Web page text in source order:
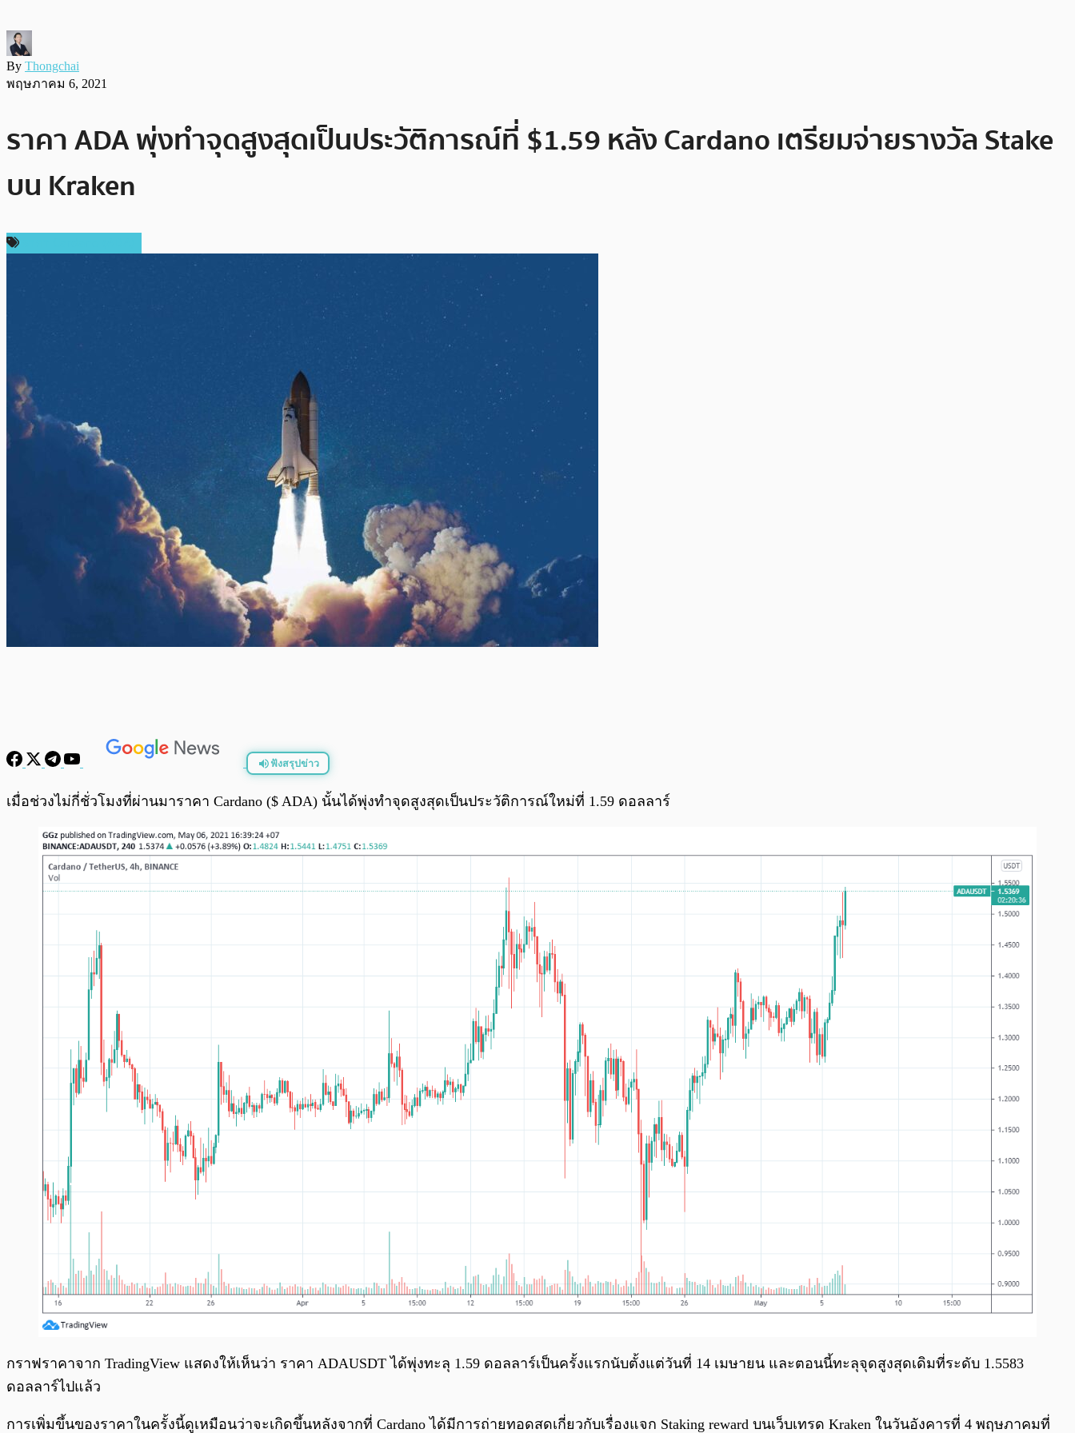
By Thongchai
พฤษภาคม 6, 2021
ราคา ADA พุ่งทำจุดสูงสุดเป็นประวัติการณ์ที่ $1.59 หลัง Cardano เตรียมจ่ายรางวัล Stake
บน Kraken
ฟังสรุปข่าว
พร้อมเล่น
เมื่อช่วงไม่กี่ชั่วโมงที่ผ่านมาราคา Cardano ($ ADA) นั้นได้พุ่งทำจุดสูงสุดเป็นประวัติการณ์ใหม่ที่ 1.59 ดอลลาร์
กราฟราคาจาก TradingView แสดงให้เห็นว่า ราคา ADAUSDT ได้พุ่งทะลุ 1.59 ดอลลาร์เป็นครั้งแรกนับตั้งแต่วันที่ 14 เมษายน และตอนนี้ทะลุจุดสูงสุดเดิมที่ระดับ 1.5583
ดอลลาร์ไปแล้ว
การเพิ่มขึ้นของราคาในครั้งนี้ดูเหมือนว่าจะเกิดขึ้นหลังจากที่ Cardano ได้มีการถ่ายทอดสดเกี่ยวกับเรื่องแจก Staking reward บนเว็บเทรด Kraken ในวันอังคารที่ 4 พฤษภาคมที่